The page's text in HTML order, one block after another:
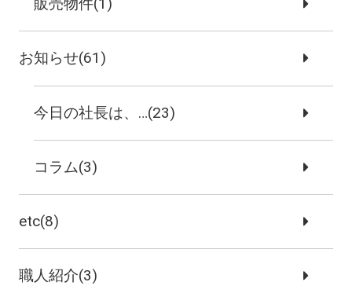
販売物件(1)
お知らせ(61)
今日の社長は、…(23)
コラム(3)
etc(8)
職人紹介(3)